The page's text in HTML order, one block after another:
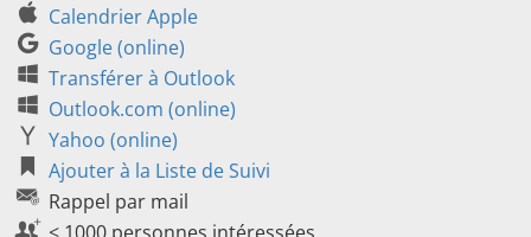
Calendrier Apple
Google (online)
Transférer à Outlook
Outlook.com (online)
Yahoo (online)
Ajouter à la Liste de Suivi
Rappel par mail